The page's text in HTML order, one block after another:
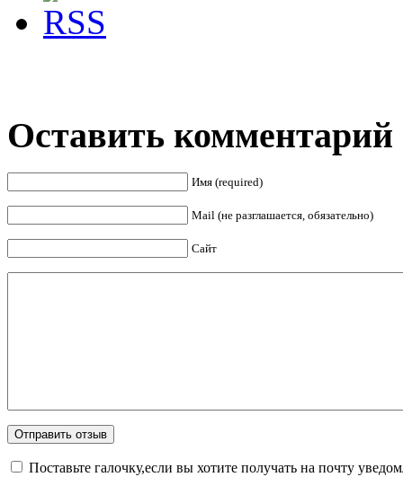
Оставить комментарий
Имя (required)
Mail (не разглашается, обязательно)
Сайт
Поставьте галочку,если вы хотите получать на почту